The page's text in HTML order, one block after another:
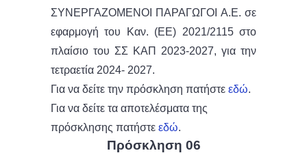
ΣΥΝΕΡΓΑΖΟΜΕΝΟΙ ΠΑΡΑΓΩΓΟΙ Α.Ε. σε
εφαρμογή του Καν. (ΕΕ) 2021/2115 στο
πλαίσιο του ΣΣ ΚΑΠ 2023-2027, για την
τετραετία 2024- 2027.
Για να δείτε την πρόσκληση πατήστε εδώ.
Για να δείτε τα αποτελέσματα της
πρόσκλησης πατήστε εδώ.
Πρόσκληση 06